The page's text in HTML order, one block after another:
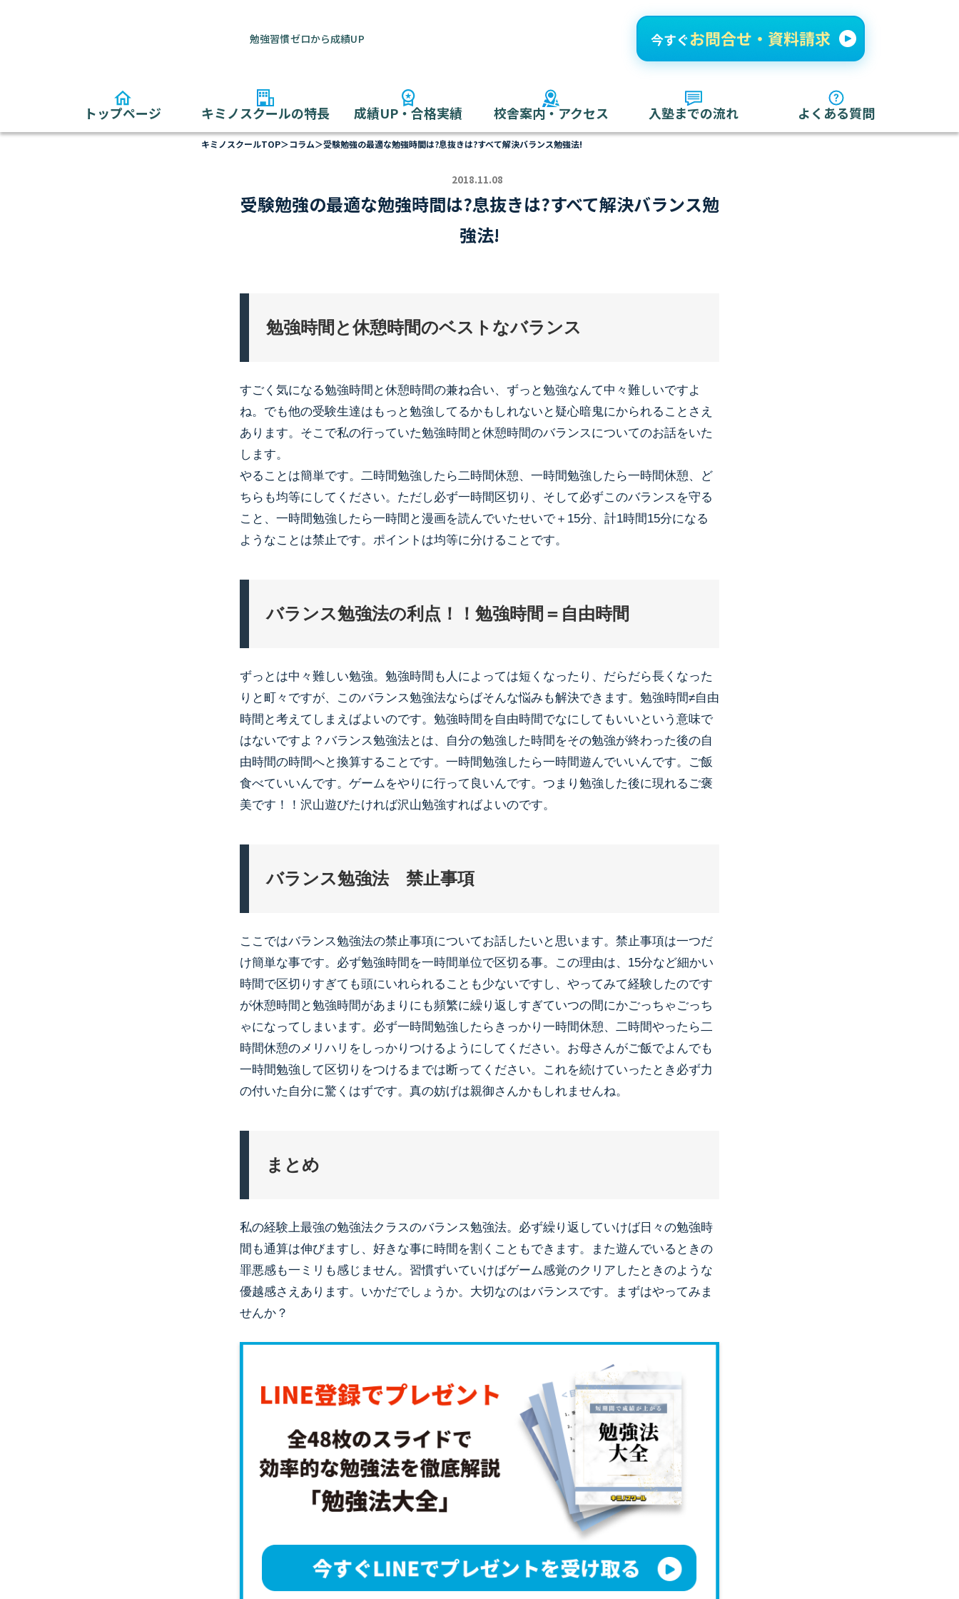
勉強習慣ゼロから成績UP
トップページ キミノスクールの特長 成績UP・合格実績 校舎案内・アクセス 入塾までの流れ よくある質問
キミノスクールTOP＞コラム＞受験勉強の最適な勉強時間は?息抜きは?すべて解決バランス勉強法!
2018.11.08
受験勉強の最適な勉強時間は?息抜きは?すべて解決バランス勉
強法!
勉強時間と休憩時間のベストなバランス
すごく気になる勉強時間と休憩時間の兼ね合い、ずっと勉強なんて中々難しいですよ
ね。でも他の受験生達はもっと勉強してるかもしれないと疑心暗鬼にかられることさえ
あります。そこで私の行っていた勉強時間と休憩時間のバランスについてのお話をいた
します。
やることは簡単です。二時間勉強したら二時間休憩、一時間勉強したら一時間休憩、ど
ちらも均等にしてください。ただし必ず一時間区切り、そして必ずこのバランスを守る
こと、一時間勉強したら一時間と漫画を読んでいたせいで＋15分、計1時間15分になる
ようなことは禁止です。ポイントは均等に分けることです。
バランス勉強法の利点！！勉強時間＝自由時間
ずっとは中々難しい勉強。勉強時間も人によっては短くなったり、だらだら長くなった
りと町々ですが、このバランス勉強法ならばそんな悩みも解決できます。勉強時間≠自由
時間と考えてしまえばよいのです。勉強時間を自由時間でなにしてもいいという意味で
はないですよ？バランス勉強法とは、自分の勉強した時間をその勉強が終わった後の自
由時間の時間へと換算することです。一時間勉強したら一時間遊んでいいんです。ご飯
食べていいんです。ゲームをやりに行って良いんです。つまり勉強した後に現れるご褒
美です！！沢山遊びたければ沢山勉強すればよいのです。
バランス勉強法 禁止事項
ここではバランス勉強法の禁止事項についてお話したいと思います。禁止事項は一つだ
け簡単な事です。必ず勉強時間を一時間単位で区切る事。この理由は、15分など細かい
時間で区切りすぎても頭にいれられることも少ないですし、やってみて経験したのです
が休憩時間と勉強時間があまりにも頻繁に繰り返しすぎていつの間にかごっちゃごっち
ゃになってしまいます。必ず一時間勉強したらきっかり一時間休憩、二時間やったら二
時間休憩のメリハリをしっかりつけるようにしてください。お母さんがご飯でよんでも
一時間勉強して区切りをつけるまでは断ってください。これを続けていったとき必ず力
の付いた自分に驚くはずです。真の妨げは親御さんかもしれませんね。
まとめ
私の経験上最強の勉強法クラスのバランス勉強法。必ず繰り返していけば日々の勉強時
間も通算は伸びますし、好きな事に時間を割くこともできます。また遊んでいるときの
罪悪感も一ミリも感じません。習慣ずいていけばゲーム感覚のクリアしたときのような
優越感さえあります。いかだでしょうか。大切なのはバランスです。まずはやってみま
せんか？